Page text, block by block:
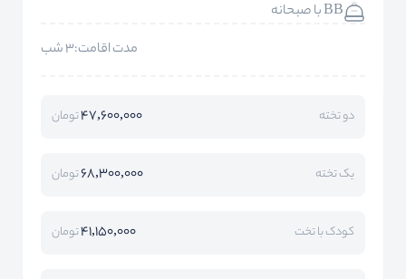
BB با صبحانه
مدت اقامت:3 شب
دو تخته 47,600,000تومان
یک تخته 68,300,000تومان
کودک با تخت 41,150,000تومان